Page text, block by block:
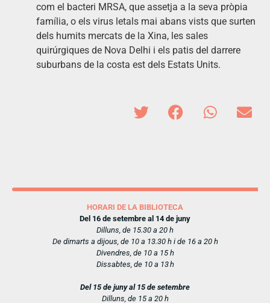
com el bacteri MRSA, que assetja a la seva pròpia
família, o els virus letals mai abans vists que surten
dels humits mercats de la Xina, les sales
quirúrgiques de Nova Delhi i els patis del darrere
suburbans de la costa est dels Estats Units.
HORARI DE LA BIBLIOTECA
Del 16 de setembre al 14 de juny
Dilluns, de 15.30 a 20 h
De dimarts a dijous, de 10 a 13.30 h i de 16 a 20 h
Divendres, de 10 a 15 h
Dissabtes, de 10 a 13 h
Del 15 de juny al 15 de setembre
Dilluns, de 15 a 20 h